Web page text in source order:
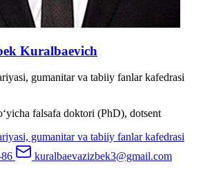
Kuralbaevich
gumanitar va tabiiy fanlar kafedrasi
falsafa doktori (PhD), dotsent
gumanitar va tabiiy fanlar kafedrasi
kuralbaevazizbek3@gmail.com